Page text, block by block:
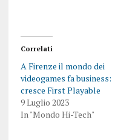
Correlati
A Firenze il mondo dei
videogames fa business:
cresce First Playable
9 Luglio 2023
In "Mondo Hi-Tech"